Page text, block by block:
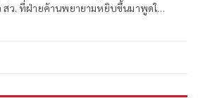
สว. ที่ฝ่ายค้านพยายามหยิบขึ้นมาพูดใน